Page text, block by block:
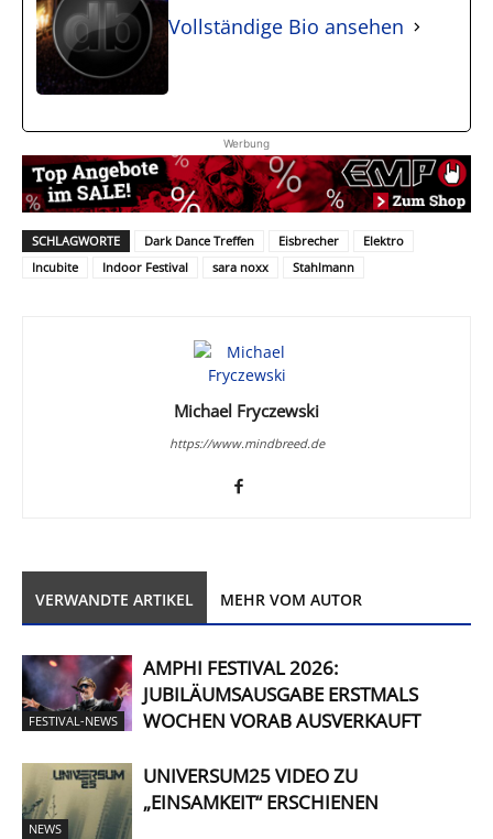
Vollständige Bio ansehen
Werbung
SCHLAGWORTE Dark Dance Treffen Eisbrecher
Elektro
Incubite
Indoor Festival sara noxx Stahlmann
Michael Fryczewski
https://www.mindbreed.de
VERWANDTE ARTIKEL MEHR VOM AUTOR
FESTIVAL-NEWS
AMPHI FESTIVAL 2026:
JUBILÄUMSAUSGABE ERSTMALS
WOCHEN VORAB AUSVERKAUFT
NEWS
UNIVERSUM25 VIDEO ZU
„EINSAMKEIT“ ERSCHIENEN